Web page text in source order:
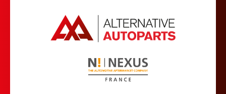
Hautes-Pyrénées
Tarn-et-Garonne
Palaiseau